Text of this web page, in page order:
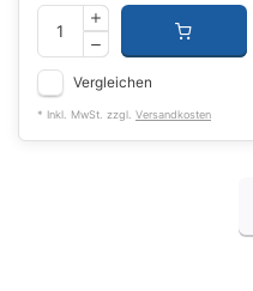
Vergleichen
* Inkl. MwSt. zzgl. Versandkosten